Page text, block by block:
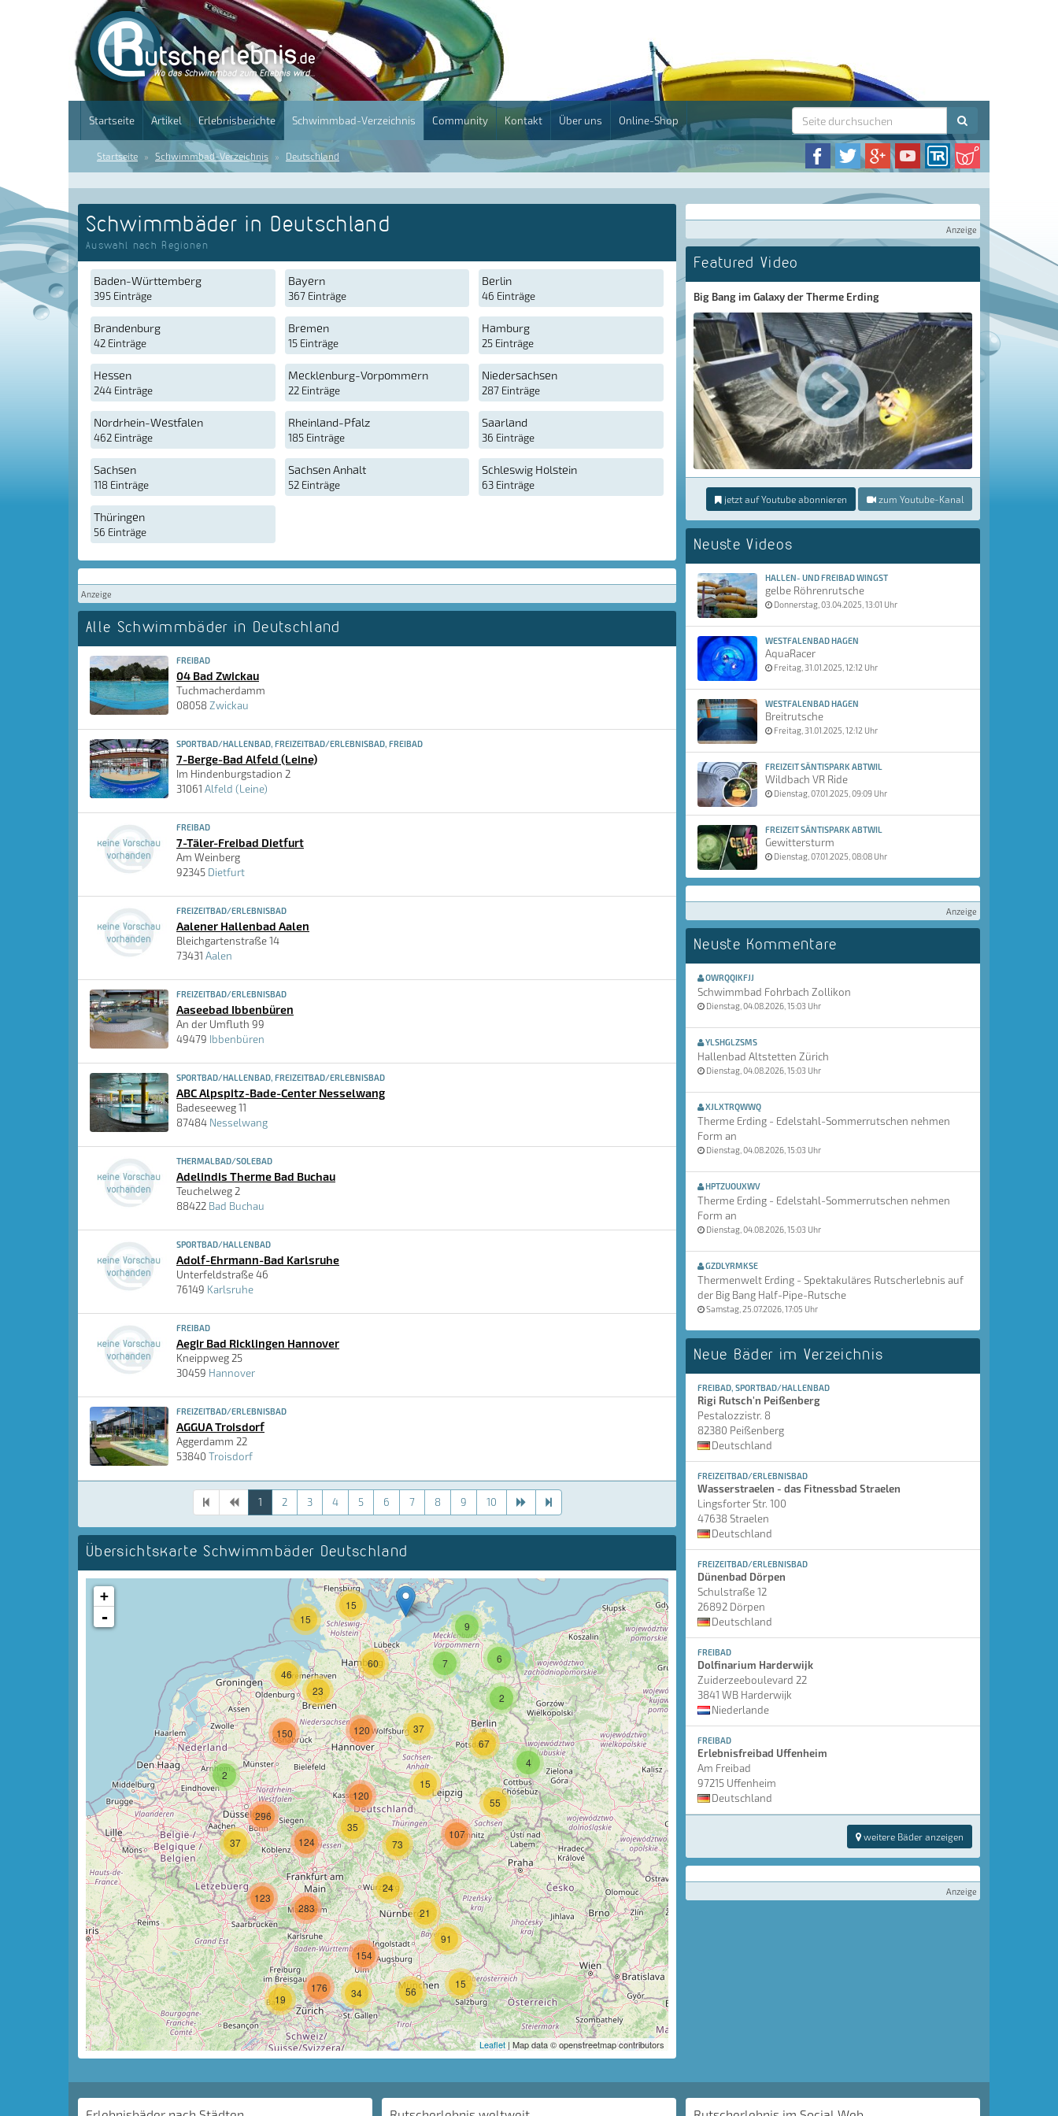
Startseite Artikel Erlebnisberichte Schwimmbad-Verzeichnis Community Kontakt Über uns Online-Shop
Startseite Schwimmbad-Verzeichnis Deutschland
Schwimmbäder in Deutschland
Auswahl nach Regionen
Baden-Württemberg
395 Einträge
Bayern
367 Einträge
Berlin
46 Einträge
Brandenburg
42 Einträge
Bremen
15 Einträge
Hamburg
25 Einträge
Hessen
244 Einträge
Mecklenburg-Vorpommern
22 Einträge
Niedersachsen
287 Einträge
Nordrhein-Westfalen
462 Einträge
Rheinland-Pfalz
185 Einträge
Saarland
36 Einträge
Sachsen
118 Einträge
Sachsen Anhalt
52 Einträge
Schleswig Holstein
63 Einträge
Thüringen
56 Einträge
Anzeige
Alle Schwimmbäder in Deutschland
FREIBAD
04 Bad Zwickau
Tuchmacherdamm
08058 Zwickau
SPORTBAD/HALLENBAD, FREIZEITBAD/ERLEBNISBAD, FREIBAD
7-Berge-Bad Alfeld (Leine)
Im Hindenburgstadion 2
31061 Alfeld (Leine)
FREIBAD
7-Täler-Freibad Dietfurt
Am Weinberg
92345 Dietfurt
FREIZEITBAD/ERLEBNISBAD
Aalener Hallenbad Aalen
Bleichgartenstraße 14
73431 Aalen
FREIZEITBAD/ERLEBNISBAD
Aaseebad Ibbenbüren
An der Umfluth 99
49479 Ibbenbüren
SPORTBAD/HALLENBAD, FREIZEITBAD/ERLEBNISBAD
ABC Alpspitz-Bade-Center Nesselwang
Badeseeweg 11
87484 Nesselwang
THERMALBAD/SOLEBAD
Adelindis Therme Bad Buchau
Teuchelweg 2
88422 Bad Buchau
SPORTBAD/HALLENBAD
Adolf-Ehrmann-Bad Karlsruhe
Unterfeldstraße 46
76149 Karlsruhe
FREIBAD
Aegir Bad Ricklingen Hannover
Kneippweg 25
30459 Hannover
FREIZEITBAD/ERLEBNISBAD
AGGUA Troisdorf
Aggerdamm 22
53840 Troisdorf
1 2 3 4 5 6 7 8 9 10
Übersichtskarte Schwimmbäder Deutschland
4
23
46
6
7
9
35
120
2
120
37
67
21
15
73
55
107
15
15
60
37
19
176 15
34
91
56
2
150
296
24
124
123
154
283
+
-
Leaflet | Map data © openstreetmap contributors
Anzeige
Featured Video
Big Bang im Galaxy der Therme Erding
jetzt auf Youtube abonnieren zum Youtube-Kanal
Neuste Videos
HALLEN- UND FREIBAD WINGST
gelbe Röhrenrutsche
Donnerstag, 03.04.2025, 13:01 Uhr
WESTFALENBAD HAGEN
AquaRacer
Freitag, 31.01.2025, 12:12 Uhr
WESTFALENBAD HAGEN
Breitrutsche
Freitag, 31.01.2025, 12:12 Uhr
FREIZEIT SÄNTISPARK ABTWIL
Wildbach VR Ride
Dienstag, 07.01.2025, 09:09 Uhr
FREIZEIT SÄNTISPARK ABTWIL
Gewittersturm
Dienstag, 07.01.2025, 08:08 Uhr
Anzeige
Neuste Kommentare
OWRQQIKFJJ
Schwimmbad Fohrbach Zollikon
Dienstag, 04.08.2026, 15:03 Uhr
YLSHGLZSMS
Hallenbad Altstetten Zürich
Dienstag, 04.08.2026, 15:03 Uhr
XJLXTRQWWQ
Therme Erding - Edelstahl-Sommerrutschen nehmen
Form an
Dienstag, 04.08.2026, 15:03 Uhr
HPTZUOUXWV
Therme Erding - Edelstahl-Sommerrutschen nehmen
Form an
Dienstag, 04.08.2026, 15:03 Uhr
GZDLYRMKSE
Thermenwelt Erding - Spektakuläres Rutscherlebnis auf
der Big Bang Half-Pipe-Rutsche
Samstag, 25.07.2026, 17:05 Uhr
Neue Bäder im Verzeichnis
FREIBAD, SPORTBAD/HALLENBAD
Rigi Rutsch'n Peißenberg
Pestalozzistr. 8
82380 Peißenberg
Deutschland
FREIZEITBAD/ERLEBNISBAD
Wasserstraelen - das Fitnessbad Straelen
Lingsforter Str. 100
47638 Straelen
Deutschland
FREIZEITBAD/ERLEBNISBAD
Dünenbad Dörpen
Schulstraße 12
26892 Dörpen
Deutschland
FREIBAD
Dolfinarium Harderwijk
Zuiderzeeboulevard 22
3841 WB Harderwijk
Niederlande
FREIBAD
Erlebnisfreibad Uffenheim
Am Freibad
97215 Uffenheim
Deutschland
weitere Bäder anzeigen
Anzeige